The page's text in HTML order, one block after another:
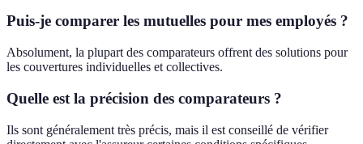
Puis-je comparer les mutuelles pour mes employés ?
Absolument, la plupart des comparateurs offrent des solutions pour
les couvertures individuelles et collectives.
Quelle est la précision des comparateurs ?
Ils sont généralement très précis, mais il est conseillé de vérifier